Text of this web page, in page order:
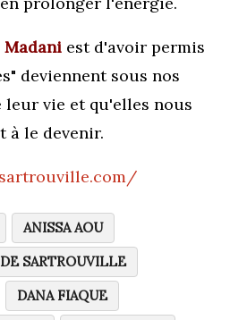
Madani est d'avoir permis
deviennent sous nos
leur vie et qu'elles nous
à le devenir.
ANISSA AOU
SARTROUVILLE
DANA FIAQUE